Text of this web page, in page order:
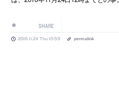
SHARE
2016.11.24 Thu 10:59 permalink